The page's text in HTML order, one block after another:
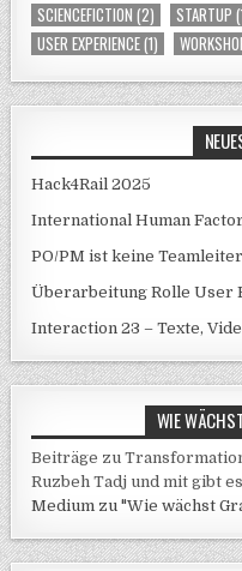
SCIENCEFICTION (2) STARTUP
USER EXPERIENCE(1)
Hack4Rail 2025
International Human
PO/PM ist keine
Überarbeitung Rolle User
Interaction 23 – Texte,
WIE
Beiträge zu
Ruzbeh Tadj und mit gibt
Medium zu "Wie wächst